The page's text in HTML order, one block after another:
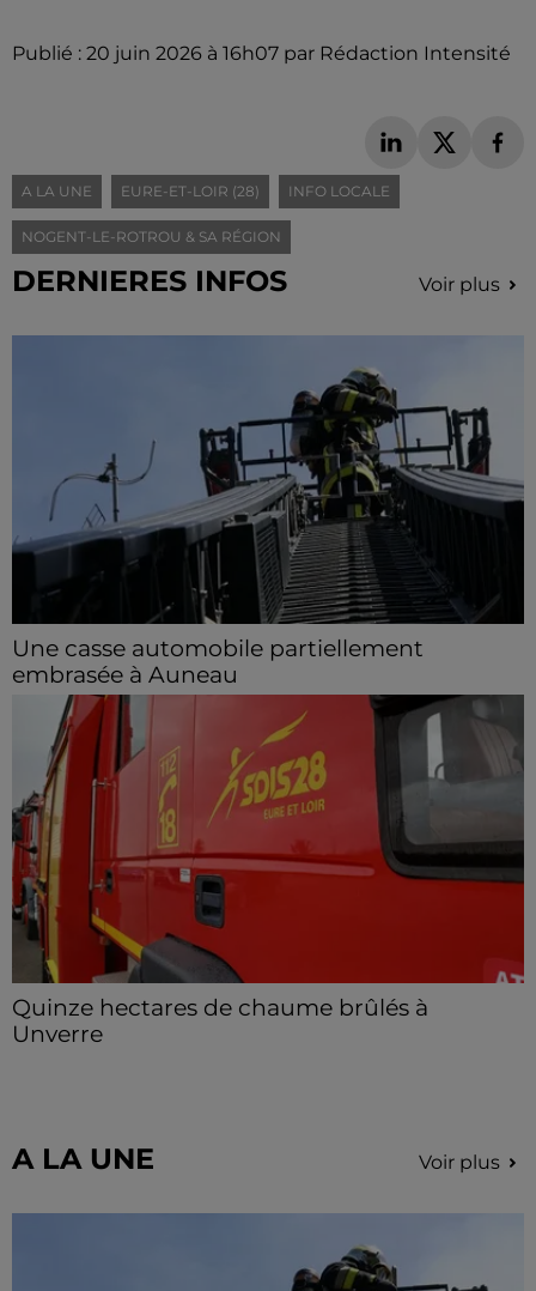
Publié : 20 juin 2026 à 16h07 par Rédaction Intensité
A LA UNE EURE-ET-LOIR (28) INFO LOCALE
NOGENT-LE-ROTROU & SA RÉGION
DERNIERES INFOS Voir plus
Une casse automobile partiellement
embrasée à Auneau
« chômage technique pour neuf personnes » après le
sinistre, qui a également fait un blessé.
Quinze hectares de chaume brûlés à
Unverre
A LA UNE Voir plus